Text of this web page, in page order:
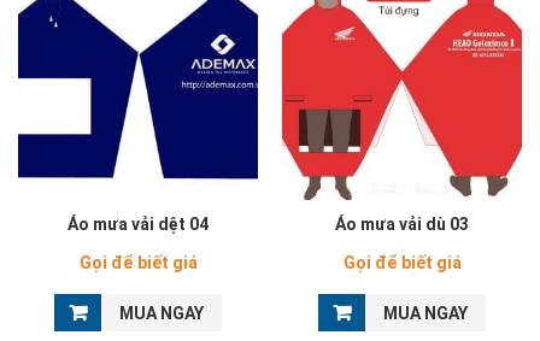
Áo mưa vải dệt 04
Gọi để biết giá
MUA NGAY
Áo mưa vải dù 03
Gọi để biết giá
MUA NGAY